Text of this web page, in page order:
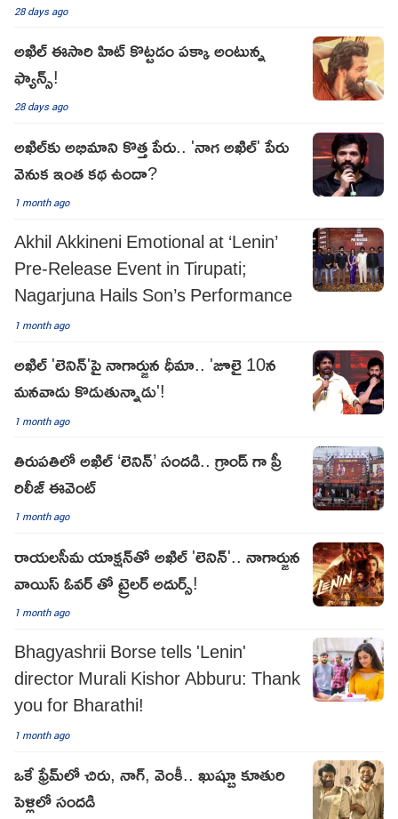
28 days ago
అఖిల్ ఈసారి హిట్ కొట్టడం పక్కా అంటున్న
ఫ్యాన్స్!
28 days ago
అఖిల్‌కు అభిమాని కొత్త పేరు.. 'నాగ అఖిల్' పేరు
వెనుక ఇంత కథ ఉందా?
1 month ago
Akhil Akkineni Emotional at ‘Lenin’
Pre-Release Event in Tirupati;
Nagarjuna Hails Son’s Performance
1 month ago
అఖిల్ 'లెనిన్'పై నాగార్జున ధీమా.. 'జూలై 10న
మనవాడు కొడుతున్నాడు'!
1 month ago
తిరుపతిలో అఖిల్ ‘లెనిన్’ సందడి.. గ్రాండ్ గా ప్రీ
రిలీజ్ ఈవెంట్
1 month ago
రాయలసీమ యాక్షన్‌తో అఖిల్ 'లెనిన్'.. నాగార్జున
వాయిస్ ఓవర్ తో ట్రైలర్ అదుర్స్!
1 month ago
Bhagyashrii Borse tells 'Lenin'
director Murali Kishor Abburu: Thank
you for Bharathi!
1 month ago
ఒకే ఫ్రేమ్‌లో చిరు, నాగ్, వెంకీ.. ఖుష్బూ కూతురి
పెళ్లిలో సందడి